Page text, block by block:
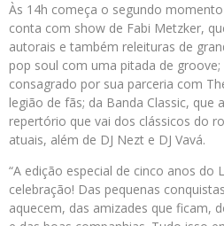
Às 14h começa o segundo
conta com show de Fabi Metzker,
autorais e também releituras de
pop soul com uma pitada de
consagrado por sua parceria com
legião de fãs; da Banda Classic, que
repertório que vai dos clássicos do
atuais, além de DJ Nezt e DJ Vavá.
“A edição especial de cinco anos do
celebração! Das pequenas
aquecem, das amizades que ficam,